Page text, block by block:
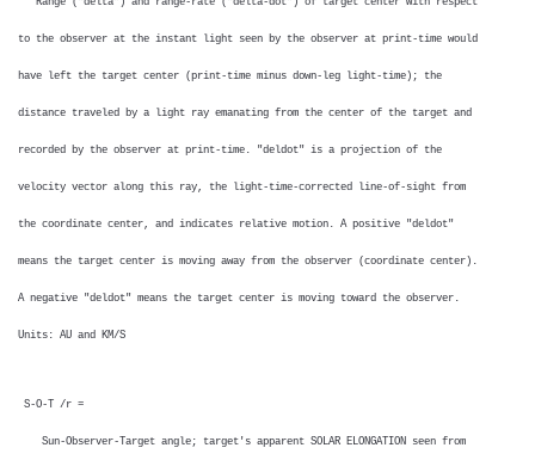
to the observer at the instant light seen by the observer at print-time would
have left the target center (print-time minus down-leg light-time); the
distance traveled by a light ray emanating from the center of the target and
recorded by the observer at print-time. "deldot" is a projection of the
velocity vector along this ray, the light-time-corrected line-of-sight from
the coordinate center, and indicates relative motion. A positive "deldot"
means the target center is moving away from the observer (coordinate center).
A negative "deldot" means the target center is moving toward the observer.
Units: AU and KM/S
S-O-T /r =
Sun-Observer-Target angle; target's apparent SOLAR ELONGATION seen from